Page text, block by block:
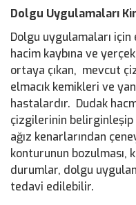
Dolgu Uygulamaları
Dolgu uygulamaları
hacim kaybına ve
ortaya çıkan, mevcut
elmacık kemikleri ve
hastalardır. Dudak
çizgilerinin belirginleşip
ağız kenarlarından
konturunun bozulması,
durumlar, dolgu
tedavi edilebilir.